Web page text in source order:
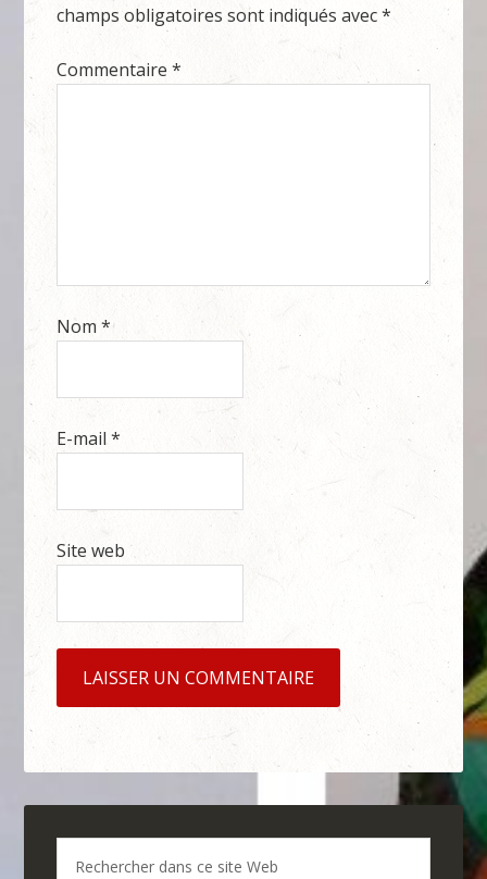
champs obligatoires sont indiqués avec*
Commentaire*
Nom*
E-mail*
Site web